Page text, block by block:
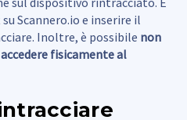
Scannero.io e inserire il
Inoltre, è possibile non
fisicamente al